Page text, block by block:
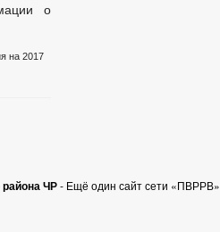
о
на 2017
ЧР- Ещё один сайт сети «ПВРРВ»